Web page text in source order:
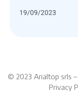
19/09/2023
© 2023 Arialtop srls –
Privacy